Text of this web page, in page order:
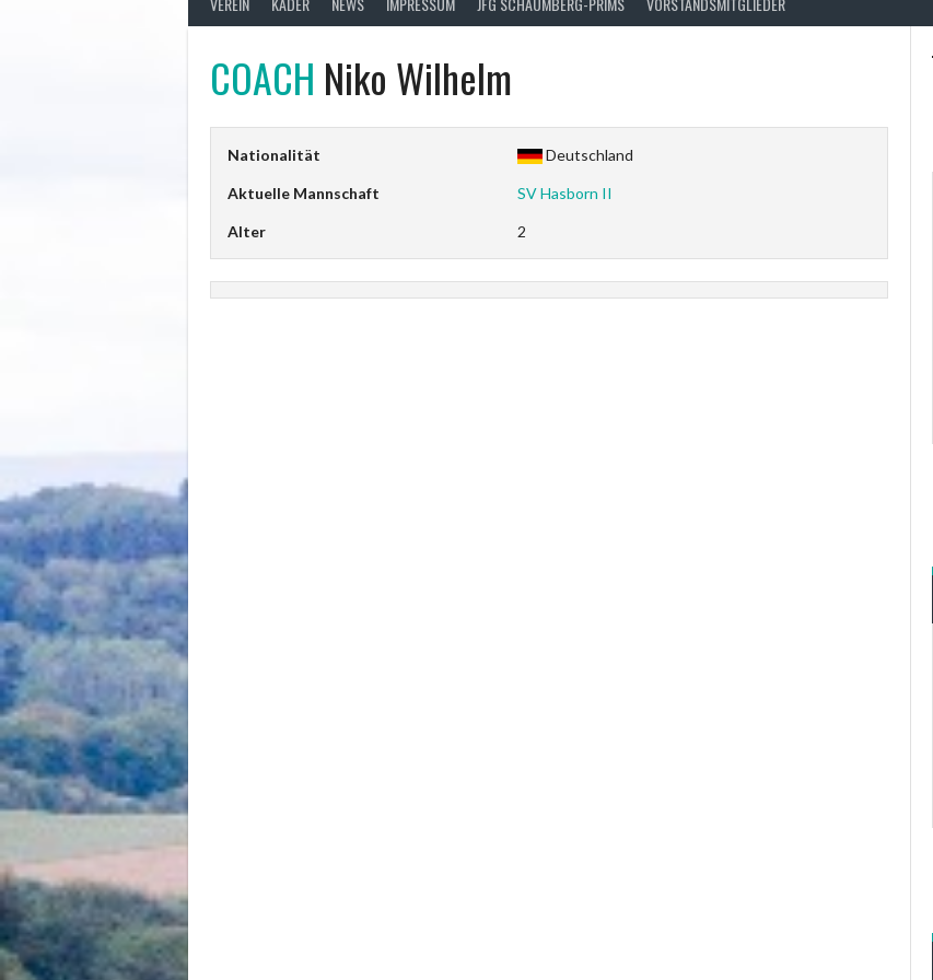
COACH Niko Wilhelm
Nationalität Deutschland
Aktuelle Mannschaft SV Hasborn II
Alter 2